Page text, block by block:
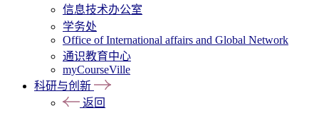
信息技术办公室
学务处
Office of International affairs and Global Network
通识教育中心
myCourseVille
科研与创新
返回